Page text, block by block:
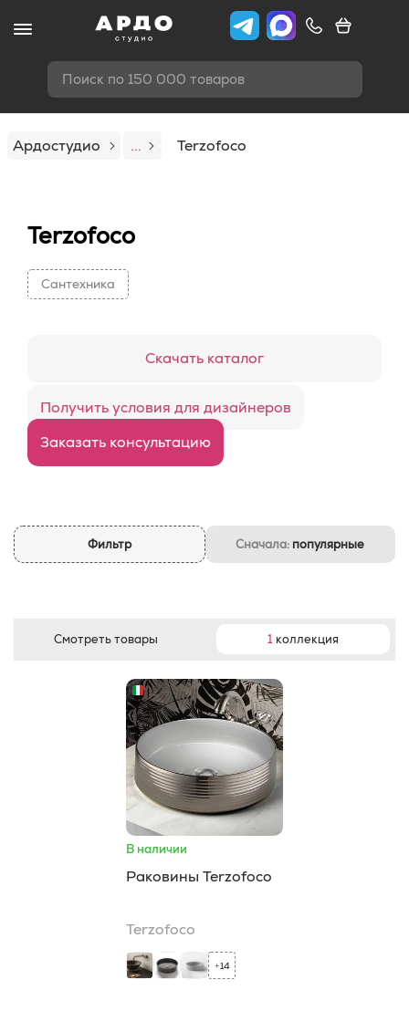
Поиск по 150 000 товаров
Ардостудио ... Terzofoco
Terzofoco
Сантехника
Скачать каталог
Получить условия для дизайнеров
Заказать консультацию
Фильтр Сначала: популярные
Смотреть товары 1 коллекция
В наличии
Раковины Terzofoco
Terzofoco
+14